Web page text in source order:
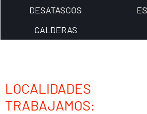
DESATASCOS
CALDERAS
LOCALIDADES
TRABAJAMOS: